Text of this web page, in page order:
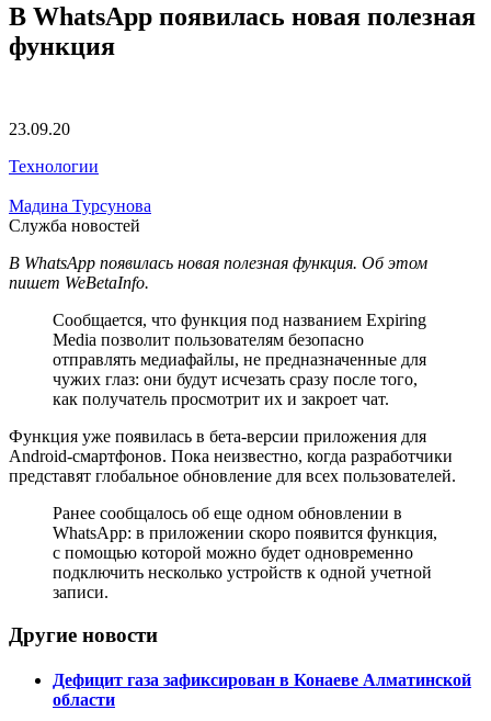
В WhatsApp появилась новая полезная
функция
23.09.20
Технологии
Мадина Турсунова
Служба новостей
В WhatsApp появилась новая полезная функция. Об этом
пишет WeBetaInfo.
Сообщается, что функция под названием Expiring
Media позволит пользователям безопасно
отправлять медиафайлы, не предназначенные для
чужих глаз: они будут исчезать сразу после того,
как получатель просмотрит их и закроет чат.
Функция уже появилась в бета-версии приложения для
Android-смартфонов. Пока неизвестно, когда разработчики
представят глобальное обновление для всех пользователей.
Ранее сообщалось об еще одном обновлении в
WhatsApp: в приложении скоро появится функция,
с помощью которой можно будет одновременно
подключить несколько устройств к одной учетной
записи.
Другие новости
Дефицит газа зафиксирован в Конаеве Алматинской
области